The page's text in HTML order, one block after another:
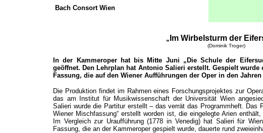
Bach Consort Wien
„ Im Wirbelsturm der
(Dominik Troger)
In der Kammeroper hat bis Mitte Juni „Die Schule der
geöffnet. Den Lehrplan hat Antonio Salieri erstellt. Gespielt
Fassung, die auf den Wiener Aufführungen der Oper in den Jahren
Die Produktion findet im Rahmen eines Forschungsprojektes zur
das am Institut für Musikwissenschaft der Universität Wien
Salieri wurde die Partitur erstellt – das verrät das Programmheft. Das
Wiener Mischfassung“ erstellt worden ist, die eingelegte Arien
Im Vergleich zur Uraufführung (1778 in Venedig) hat Salieri für
Fassung, die an der Kammeroper gespielt wurde, dauerte rund